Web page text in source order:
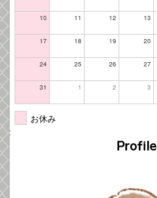
10 11 12 13
17 18 19 20
24 25 26 27
31 1 2 3
お休み
Profile